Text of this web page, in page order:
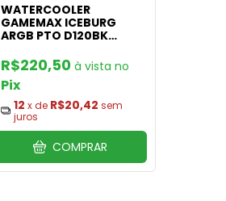
WATERCOOLER
GAMEMAX ICEBURG
ARGB PTO D120BK
R$220,50
Pix
12 x de R$20,42 sem
juros
COMPRAR